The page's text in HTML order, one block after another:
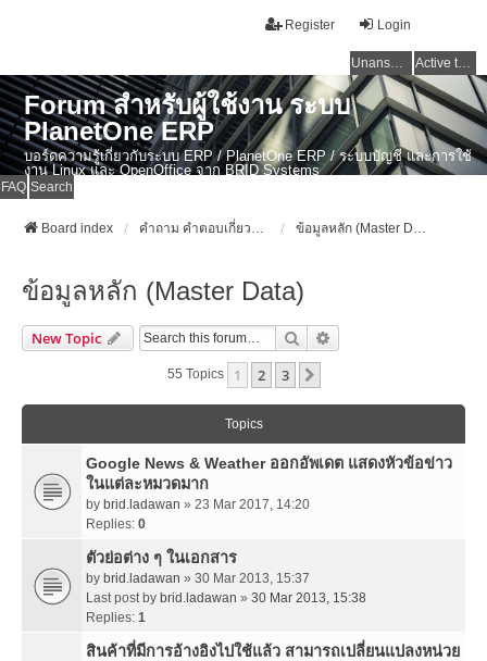
Login
Register
Unanswered topics Active topics
Forum สำหรับผู้ใช้งาน ระบบ
PlanetOne ERP
บอร์ดความรู้เกี่ยวกับระบบ ERP / PlanetOne ERP / ระบบบัญชี และการใช้
งาน Linux และ OpenOffice จาก BRID Systems
FAQ Search
Board index คำถาม คำตอบเกี่ยวกับระบบ ไทย ERP: AdvanceBusinessSystem - PlanetOne และ ERP ระบบบัญชี ข้อมูลหลัก (Master Data)
ข้อมูลหลัก (Master Data)
New Topic Search
55 Topics 1 2 3
Topics
Google News & Weather ออกอัพเดต แสดงหัวข้อข่าว
ในแต่ละหมวดมาก
by brid.ladawan » 23 Mar 2017, 14:20
Replies: 0
ตัวย่อต่าง ๆ ในเอกสาร
by brid.ladawan » 30 Mar 2013, 15:37
Last post by brid.ladawan » 30 Mar 2013, 15:38
Replies: 1
สินค้าที่มีการอ้างอิงไปใช้แล้ว สามารถเปลี่ยนแปลงหน่วย